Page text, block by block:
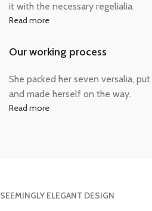
it with the necessary regelialia.
Read more
Our working process
She packed her seven versalia,
and made herself on the way.
Read more
SEEMINGLY ELEGANT DESIGN